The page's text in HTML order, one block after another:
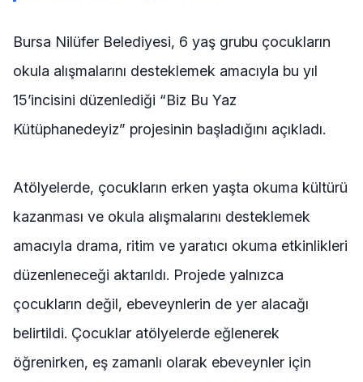
Bursa Nilüfer Belediyesi, 6 yaş grubu çocukların
okula alışmalarını desteklemek amacıyla bu yıl
15’incisini düzenlediği “Biz Bu Yaz
Kütüphanedeyiz” projesinin başladığını açıkladı.
Atölyelerde, çocukların erken yaşta okuma kültürü
kazanması ve okula alışmalarını desteklemek
amacıyla drama, ritim ve yaratıcı okuma etkinlikleri
düzenleneceği aktarıldı. Projede yalnızca
çocukların değil, ebeveynlerin de yer alacağı
belirtildi. Çocuklar atölyelerde eğlenerek
öğrenirken, eş zamanlı olarak ebeveynler için